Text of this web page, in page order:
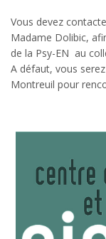
Vous devez
Madame Dolibic,
de la Psy-EN au
A défaut, vous
Montreuil pour